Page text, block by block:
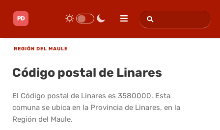
REGIÓN DEL MAULE
Código postal de Linares
El Código postal de Linares es 3580000. Esta
comuna se ubica en la Provincia de Linares, en la
Región del Maule.